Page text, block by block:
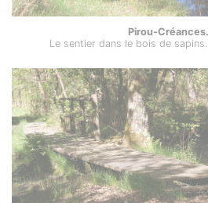
Pirou-
Le sentier dans le bois de